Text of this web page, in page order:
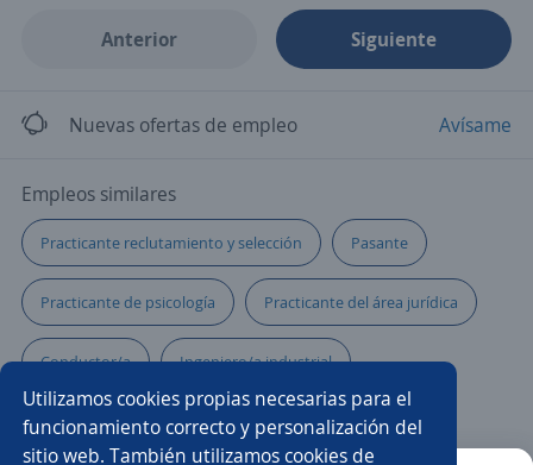
Utilizamos cookies propias necesarias para el
funcionamiento correcto y personalización del
sitio web. También utilizamos cookies de
Anterior Siguiente
Nuevas ofertas de empleo Avísame
Empleos similares
Practicante reclutamiento y selección Pasante
Practicante de psicología Practicante del área jurídica
Conductor/a Ingeniero/a industrial
Auxiliar reclutamiento Auxiliar técnico